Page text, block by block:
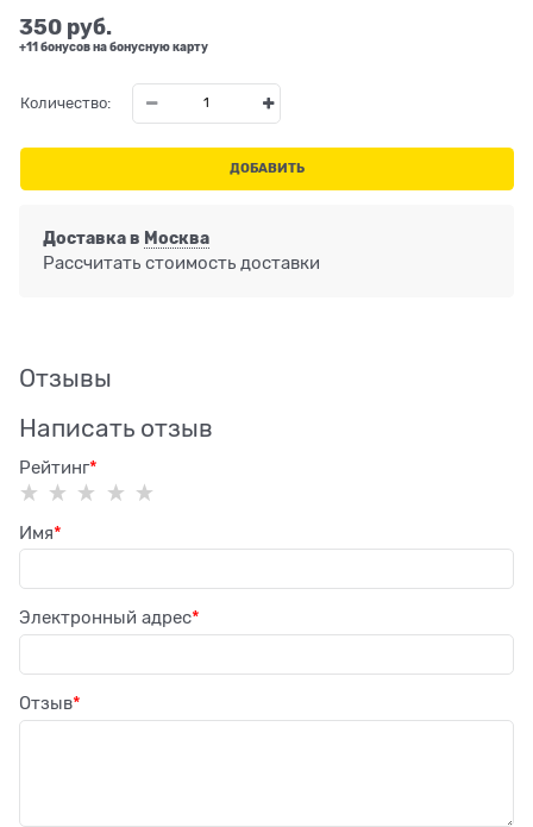
350 руб.
+11 бонусов на бонусную карту
Количество:
ДОБАВИТЬ
Доставка в Москва
Рассчитать стоимость доставки
Отзывы
Написать отзыв
Рейтинг
Имя
Электронный адрес
Отзыв